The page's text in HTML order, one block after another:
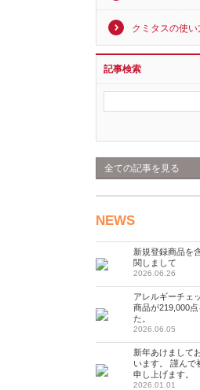
クミタスの使い
記事検索
全ての記事を見る
NEWS
新規登録商品を
関しまして
2026.06.26
アレルギーチェ
商品が219,000点
た。
2026.06.05
新年あけまして
います。 謹んで
申し上げます。
2026.01.01